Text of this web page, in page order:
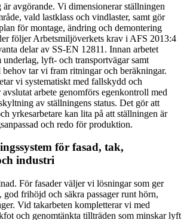
avgörande. Vi dimensionerar ställningen
vald lastklass och vindlaster, samt gör
för montage, ändring och demontering
följer Arbetsmiljöverkets krav i AFS 2013:4
delar av SS-EN 12811. Innan arbetet
underlag, lyft- och transportvägar samt
tar vi fram ritningar och beräkningar.
vi systematiskt med fallskydd och
avslutat arbete genomförs egenkontroll med
av ställningens status. Det gör att
yrkesarbetare kan lita på att ställningen är
och redo för produktion.
för fasad, tak,
industri
För fasader väljer vi lösningar som ger
frihöjd och säkra passager runt hörn,
Vid takarbeten kompletterar vi med
och genomtänkta tillträden som minskar lyft